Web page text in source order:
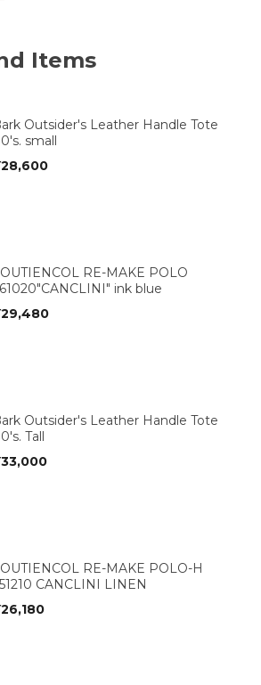
Items
Outsider's Leather Handle Tote
small
28,600
RE-MAKE POLO
ink blue
29,480
Outsider's Leather Handle Tote
Tall
33,000
RE-MAKE POLO-H
CANCLINI LINEN
26,180